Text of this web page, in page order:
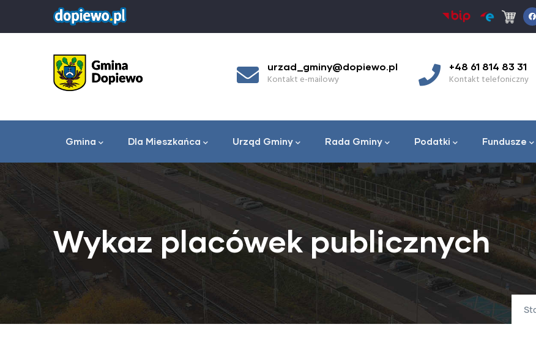
urzad_gminy@dopiewo.pl
Kontakt e-mailowy
+48 61 814 83 31
Kontakt telefoniczny
9:00 - 17:00
Godziny pracy w
główne
Gmina Dla Mieszkańca Urząd Gminy Rada Gminy Podatki Fundusze
Wykaz placówek publicznych